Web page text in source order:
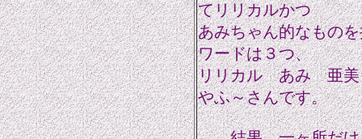
てリリカルかつ
あみちゃん的なもの
ワードは３つ、
リリカル あみ 亜美
やふ～さんです。